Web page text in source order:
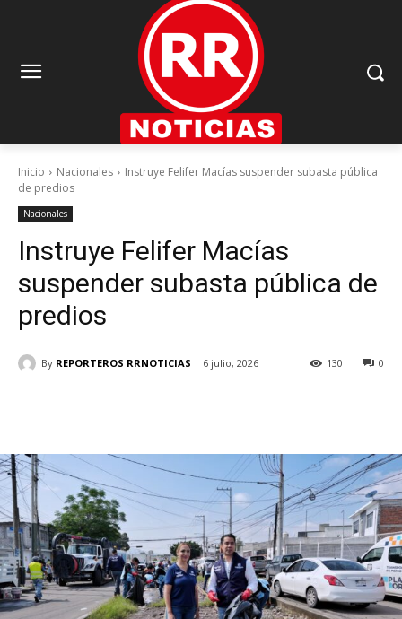
Inicio Nacionales
Instruye Felifer Macías suspender subasta pública
de predios
Nacionales
Instruye Felifer Macías
suspender subasta pública de
predios
By REPORTEROS RRNOTICIAS 6 julio, 2026 0
130